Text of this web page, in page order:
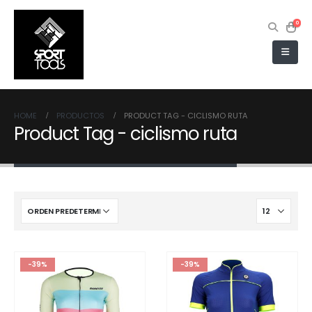
0
HOME PRODUCTOS PRODUCT TAG - CICLISMO RUTA
Product Tag - ciclismo ruta
-39% -39%